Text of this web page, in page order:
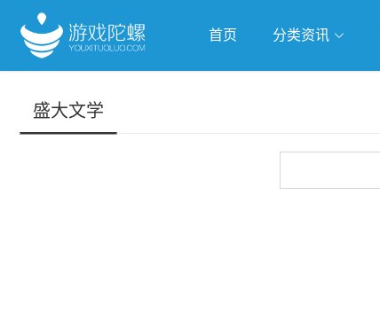
首页 分类资讯
盛大文学